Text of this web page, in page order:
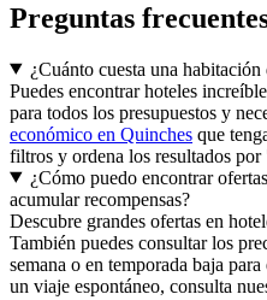
Preguntas
¿Cuánto cuesta una
Puedes encontrar hoteles
para todos los presupuestos y
económico en Quinches que
filtros y ordena los resultados
¿Cómo puedo encontrar
acumular recompensas?
Descubre grandes ofertas en
También puedes consultar los
semana o en temporada baja
un viaje espontáneo, consulta